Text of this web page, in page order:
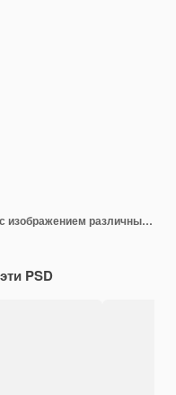
Ручная ботаническая карточка с изображением различных листьев и цветов на белом фоне
PSD